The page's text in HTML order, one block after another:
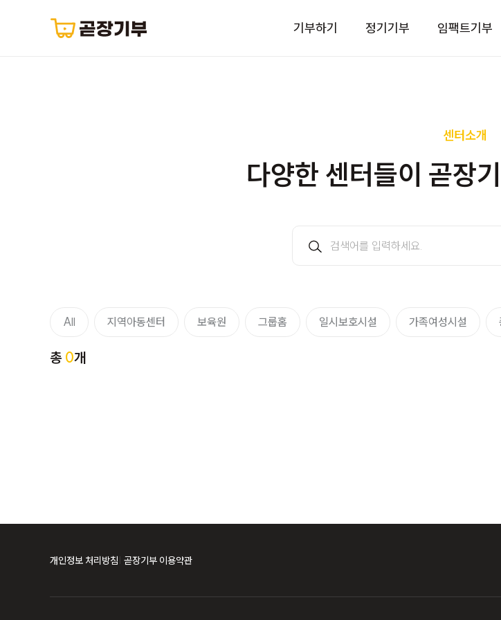
기부하기 정기기부 임팩트기부
센터소개
다양한 센터들이 곧장
All 지역아동센터 보육원 그룹홈 일시보호시설 가족여성시설
총 0개
개인정보 처리방침 곧장기부 이용약관